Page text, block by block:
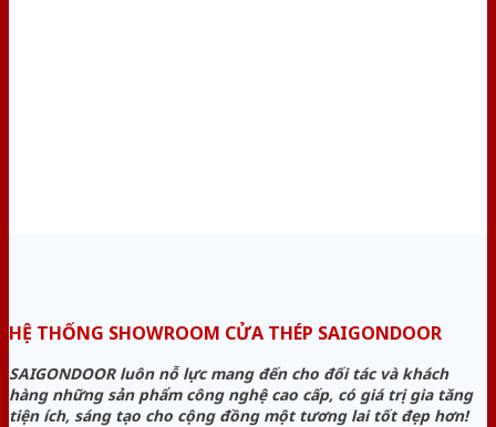
HỆ THỐNG SHOWROOM CỬA THÉP SAIGONDOOR
SAIGONDOOR luôn nỗ lực mang đến cho đối tác và khách
hàng những sản phẩm công nghệ cao cấp, có giá trị gia tăng
tiện ích, sáng tạo cho cộng đồng một tương lai tốt đẹp hơn!